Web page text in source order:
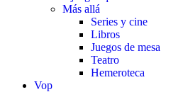
Más allá
Series y cine
Libros
Juegos de mesa
Teatro
Hemeroteca
Vop